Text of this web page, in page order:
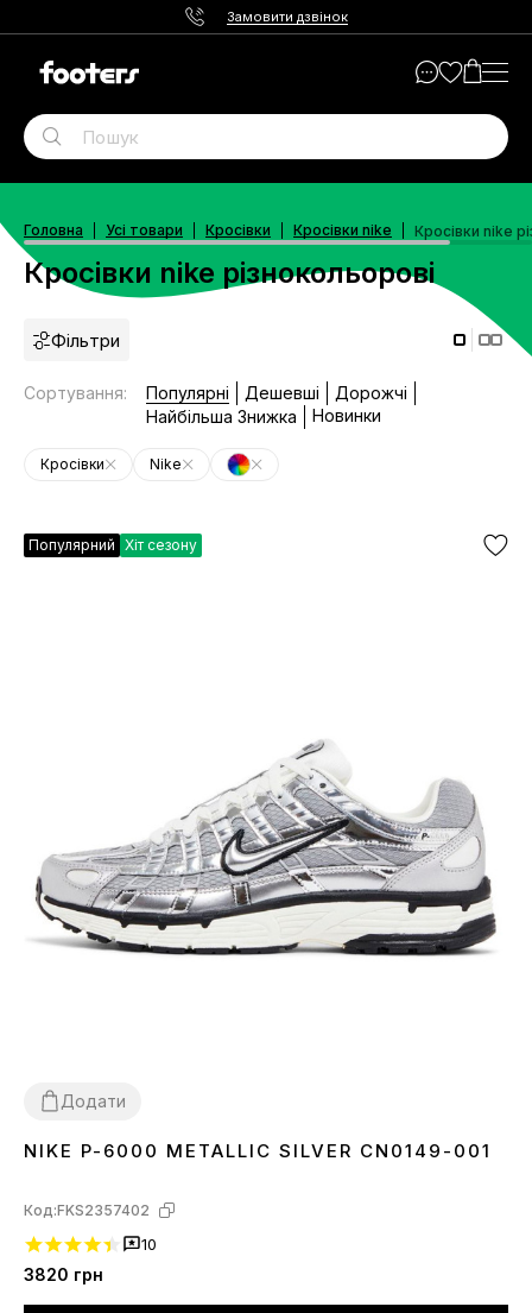
Замовити дзвінок
Головна Усі товари Кросівки Кросівки nike Кросівки nike
Кросівки nike різнокольорові
Фільтри
Сортування: Популярні Дешевші
Дорожчі
Найбільша Знижка
Новинки
Кросівки Nike
Популярний Хіт сезону
Додати
3637 38 3940 41 4243 44
NIKE P-6000 METALLIC SILVER CN0149-001
Код:FKS2357402
10
3820 грн